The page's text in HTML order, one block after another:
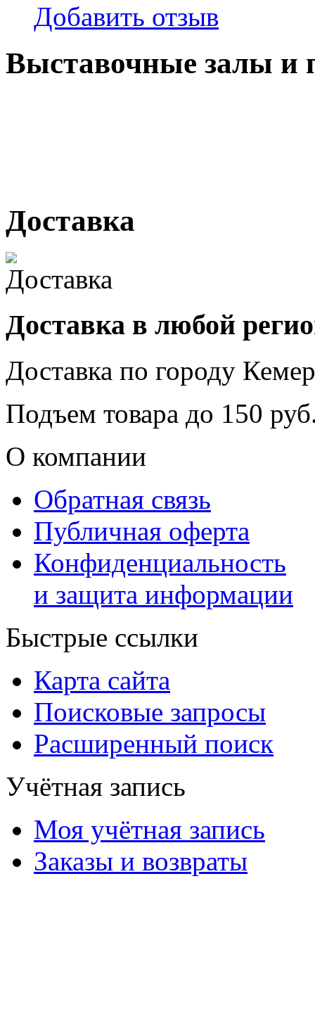
Добавить отзыв
Выставочные залы и
Доставка
Доставка в любой
Доставка по городу
Подъем товара до 150
О компании
Обратная связь
Публичная оферта
Конфиденциальность
и защита информации
Быстрые ссылки
Карта сайта
Поисковые запросы
Расширенный поиск
Учётная запись
Моя учётная запись
Заказы и возвраты